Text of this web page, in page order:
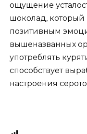
ощущение
шоколад, который
позитивным
вышеназванных
употреблять
способствует
настроения